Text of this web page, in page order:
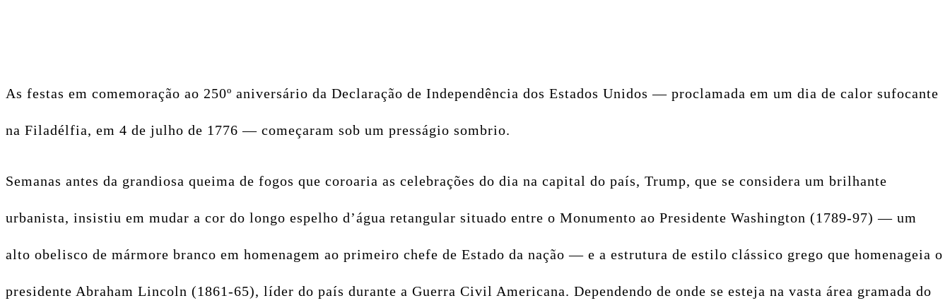
As festas em comemoração ao 250º aniversário da Declaração de Independência dos Estados Unidos — proclamada em um dia de calor sufocante
na Filadélfia, em 4 de julho de 1776 — começaram sob um presságio sombrio.
Semanas antes da grandiosa queima de fogos que coroaria as celebrações do dia na capital do país, Trump, que se considera um brilhante
urbanista, insistiu em mudar a cor do longo espelho d’água retangular situado entre o Monumento ao Presidente Washington (1789-97) — um
alto obelisco de mármore branco em homenagem ao primeiro chefe de Estado da nação — e a estrutura de estilo clássico grego que homenageia o
presidente Abraham Lincoln (1861-65), líder do país durante a Guerra Civil Americana. Dependendo de onde se esteja na vasta área gramada do